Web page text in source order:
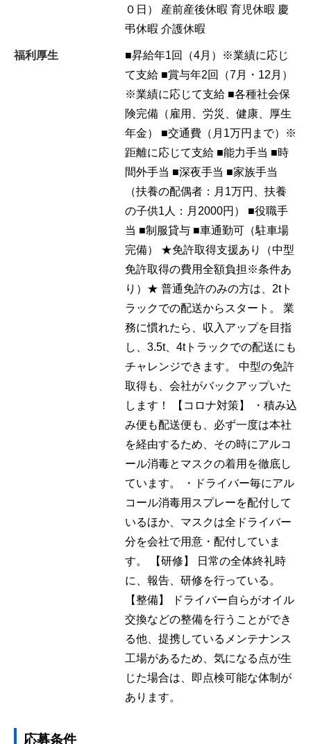
０日） 産前産後休暇 育児休暇 慶
弔休暇 介護休暇
福利厚生
■昇給年1回（4月）※業績に応じ
て支給 ■賞与年2回（7月・12月）
※業績に応じて支給 ■各種社会保
険完備（雇用、労災、健康、厚生
年金） ■交通費（月1万円まで）※
距離に応じて支給 ■能力手当 ■時
間外手当 ■深夜手当 ■家族手当
（扶養の配偶者：月1万円、扶養
の子供1人：月2000円） ■役職手
当 ■制服貸与 ■車通勤可（駐車場
完備） ★免許取得支援あり（中型
免許取得の費用全額負担※条件あ
り）★ 普通免許のみの方は、2tト
ラックでの配送からスタート。 業
務に慣れたら、収入アップを目指
し、3.5t、4tトラックでの配送にも
チャレンジできます。 中型の免許
取得も、会社がバックアップいた
します！ 【コロナ対策】 ・積み込
み便も配送便も、必ず一度は本社
を経由するため、その時にアルコ
ール消毒とマスクの着用を徹底し
ています。 ・ドライバー毎にアル
コール消毒用スプレーを配付して
いるほか、マスクは全ドライバー
分を会社で用意・配付していま
す。 【研修】 日常の全体終礼時
に、報告、研修を行っている。
【整備】 ドライバー自らがオイル
交換などの整備を行うことができ
る他、提携しているメンテナンス
工場があるため、気になる点が生
じた場合は、即点検可能な体制が
あります。
応募条件